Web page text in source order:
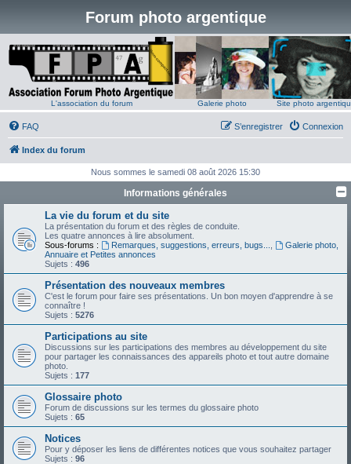
Forum photo argentique
L'association du forum Galerie photo Site photo
FAQ Connexion
S’enregistrer
Index du forum
Nous sommes le samedi 08 août 2026 15:30
Informations générales
La vie du forum et du site
La présentation du forum et des règles de conduite.
Les quatre annonces à lire absolument.
Sous-forums :
Remarques, suggestions, erreurs, bugs...
Galerie photo,
Annuaire et Petites annonces
Sujets : 496
Présentation des nouveaux membres
C'est le forum pour faire ses présentations. Un bon moyen d'apprendre à se
connaître !
Sujets : 5276
Participations au site
Discussions sur les participations des membres au développement du site
pour partager les connaissances des appareils photo et tout autre domaine
photo.
Sujets : 177
Glossaire photo
Forum de discussions sur les termes du glossaire photo
Sujets : 65
Notices
Pour y déposer les liens de différentes notices que vous souhaitez partager
Sujets : 96